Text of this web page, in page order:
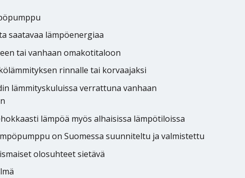
saatavaa lämpöenergiaa
tai vanhaan omakotitaloon
rinnalle tai korvaajaksi
lämmityskuluissa verrattuna vanhaan
lämpöä myös alhaisissa lämpötiloissa
on Suomessa suunniteltu ja valmistettu
olosuhteet sietävä